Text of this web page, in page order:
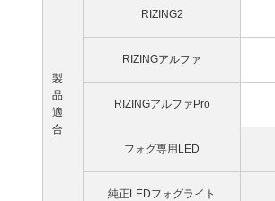
製
品
適
合
RIZING2
RIZINGアルファ
RIZINGアルファPro
フォグ専用LED
純正LEDフォグライト